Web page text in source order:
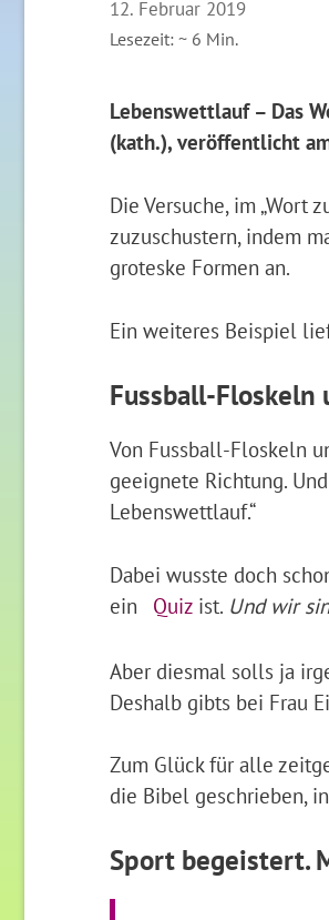
12. Februar 2019
Lesezeit: ~ 6 Min.
Lebenswettlauf – Das
(kath.), veröffentlicht
Die Versuche, im „Wort
zuzuschustern, indem
groteske Formen an.
Ein weiteres Beispiel
Fussball-
Von Fussball-Floskeln
geeignete Richtung.
Lebenswettlauf.“
Dabei wusste doch
ein
Quiz ist. Und wir
Aber diesmal solls ja
Deshalb gibts bei Frau
Zum Glück für alle
die Bibel geschrieben,
Sport begeistert.